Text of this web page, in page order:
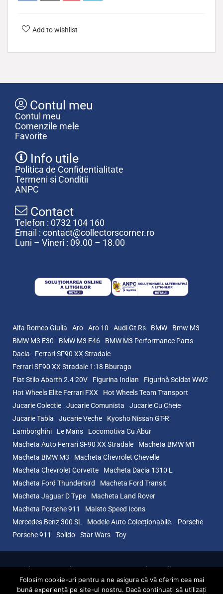
Add to wishlist
Contul meu
Contul meu
Comenzile mele
Favorite
Info utile
Politica de Confidentialitate
Termeni si Conditii
ANPC
Contact
Telefon : 0732 104 160
Email : contact@collectorscorner.ro
Luni – Vineri : 09.00 – 18.00
Alfa Romeo Giulia Aro Aro 10 Audi Gt Rs BMW
Bmw M3
BMW M3 E30
BMW M3 E46
BMW M3 Performance Parts
Dacia
Ferrari SF90 XX Stradale
Ferrari SF90 XX Stradale 1:18 Bburago
Fiat Stilo Abarth 2.4 20V
Figurina Indian
Figurină Soldat WW2
Hot Wheels Elite Ferrari FXX
Hot Wheels Team Transport
Jucarie Colectie
Jucarie Comunista
Jucarie Cu Cheie
Jucarie Tabla
Jucarie Veche
Kyosho Nissan GT-R
Lamborghini
Le Mans
Locomotiva Cu Abur
Macheta Auto Ferrari SF90 XX Stradale
Macheta BMW M1
Macheta BMW M3
Macheta Chevrolet Chevelle
Macheta Chevrolet Corvette
Macheta Dacia 1310 L
Macheta Ford Thunderbird
Macheta Ford Transit
Macheta Jaguar D Type
Macheta Land Rover
Macheta Porsche 911
Maisto Speed Icons
Mercedes Benz 300 SL
Modele Auto Colecționabile.
Porsche
Porsche 911
Solido Star Wars Toy
Copyright © 2026 CollectorsCorner.ro. Toate drepturile rezervate.
Magazin online pentru colectionarii de machete auto si jucarii, cu
produse exclusive si reduceri de pret!
Folosim cookie-uri pentru a ne asigura că vă oferim cea mai
bună experiență pe site-ul nostru. Dacă continuați să utilizați